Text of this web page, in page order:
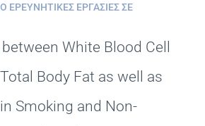
ΕΡΕΥΝΗΤΙΚΈΣ ΕΡΓΑΣΊΕΣ ΣΕ
White Blood Cell
Body Fat as well as
Smoking and Non-